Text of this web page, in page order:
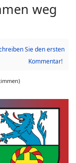
weg
Sie den ersten
Kommentar!